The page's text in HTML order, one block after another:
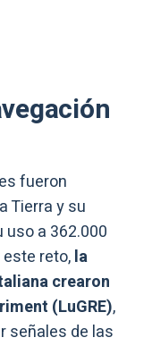
fueron
Tierra y su
a 362.000
reto,la
crearon
(LuGRE),
señales de las